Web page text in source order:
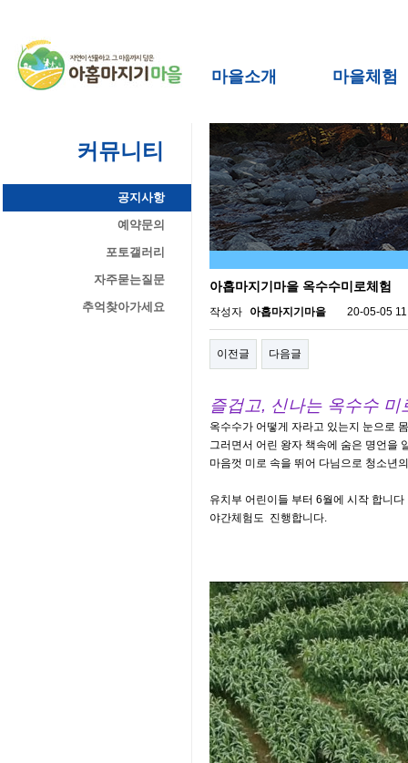
마을소개 마을체험
커뮤니티
공지사항
예약문의
포토갤러리
자주묻는질문
추억찾아가세요
아홉마지기마을 옥수수미로체험
작성자 아홉마지기마을 20-05-05
이전글 다음글
즐겁고, 신나는 옥수수 미
옥수수가 어떻게 자라고 있는지 눈으로
그러면서 어린 왕자 책속에 숨은 명언을
마음껏 미로 속을 뛰어 다님으로 청소년
유치부 어린이들 부터 6월에 시작 합니다
야간체험도 진행합니다.